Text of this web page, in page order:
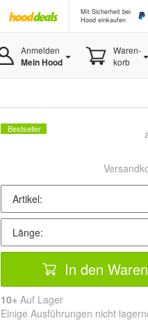
Mit Sicherheit bei
Hood einkaufen
Anmelden
Mein Hood
Waren-
korb
Bestseller
In den
10+ Auf Lager
Einige Ausführungen nicht